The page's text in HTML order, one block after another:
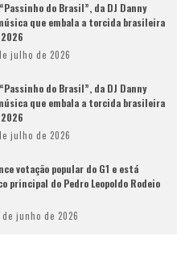
do Brasil”, da DJ Danny
que embala a torcida brasileira
julho de 2026
do Brasil”, da DJ Danny
que embala a torcida brasileira
julho de 2026
votação popular do G1 e está
principal do Pedro Leopoldo Rodeio
de junho de 2026